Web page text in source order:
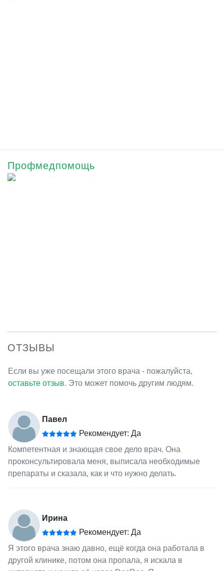
Профмедпомощь
ОТЗЫВЫ
Если вы уже посещали этого врача - пожалуйста,
оставьте отзыв. Это может помочь другим людям.
Павел
Рекомендует: Да
Компетентная и знающая свое дело врач. Она
проконсультировала меня, выписала необходимые
препараты и сказала, как и что нужно делать.
Ирина
Рекомендует: Да
Я этого врача знаю давно, ещё когда она работала в
другой клинике, потом она пропала, я искала в